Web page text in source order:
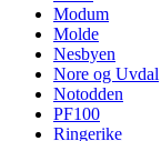
Modum
Molde
Nesbyen
Nore og Uvdal
Notodden
PF100
Ringerike